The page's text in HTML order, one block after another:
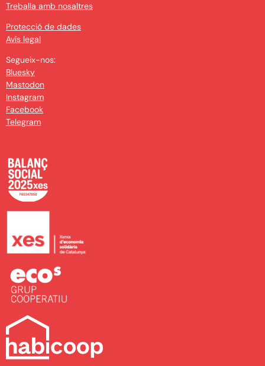
Treballa amb nosaltres
Protecció de dades
Avís legal
Segueix-nos:
Bluesky
Mastodon
Instagram
Facebook
Telegram